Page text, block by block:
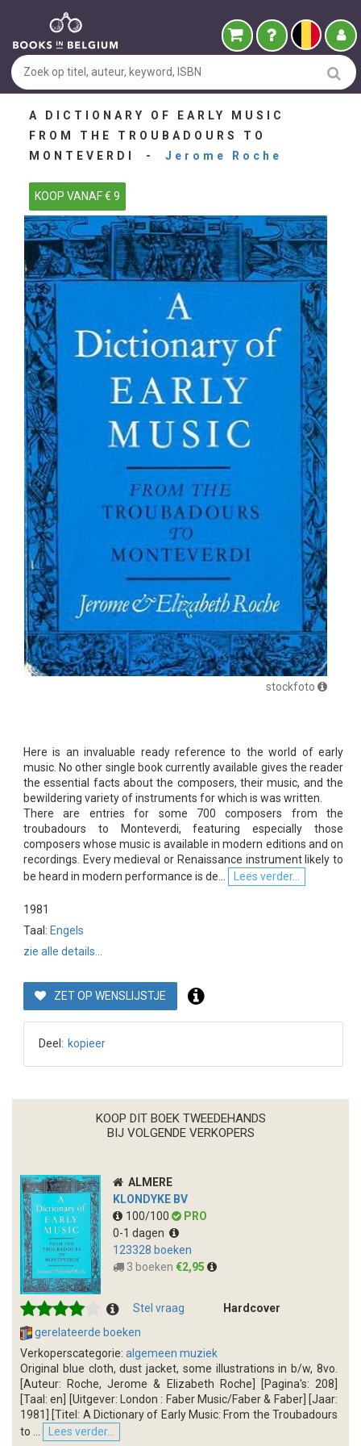
A DICTIONARY OF EARLY MUSIC
FROM THE TROUBADOURS TO
MONTEVERDI - Jerome Roche
KOOP VANAF € 9
stockfoto
Here is an invaluable ready reference to the world of early
music. No other single book currently available gives the reader
the essential facts about the composers, their music, and the
bewildering variety of instruments for which is was written.
There are entries for some 700 composers from the
troubadours to Monteverdi, featuring especially those
composers whose music is available in modern editions and on
recordings. Every medieval or Renaissance instrument likely to
be heard in modern performance is de...
Lees verder...
1981
Taal: Engels
zie alle details...
ZET OP WENSLIJSTJE
Deel: kopieer
KOOP DIT BOEK TWEEDEHANDS
BIJ VOLGENDE VERKOPERS
ALMERE
KLONDYKE BV
100/100
PRO
0-1 dagen
123328 boeken
3 boeken €2,95
Stel vraag
Hardcover
gerelateerde boeken
Verkoperscategorie: algemeen muziek
Original blue cloth, dust jacket, some illustrations in b/w, 8vo.
[Auteur: Roche, Jerome & Elizabeth Roche] [Pagina's: 208]
[Taal: en] [Uitgever: London : Faber Music/Faber & Faber] [Jaar:
1981] [Titel: A Dictionary of Early Music: From the Troubadours
to ...
Lees verder...